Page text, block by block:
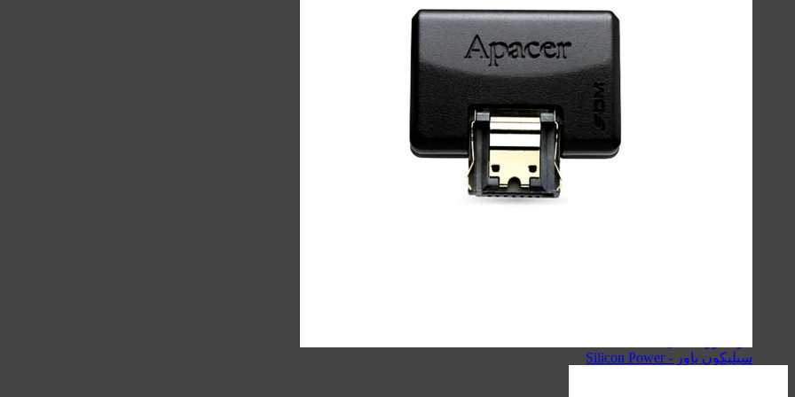
لوازم جانبی کامپیوتر
گجت‌ها، لوازم‌خانگی‌ و سفر
سیلیکون پاور - Silicon Power